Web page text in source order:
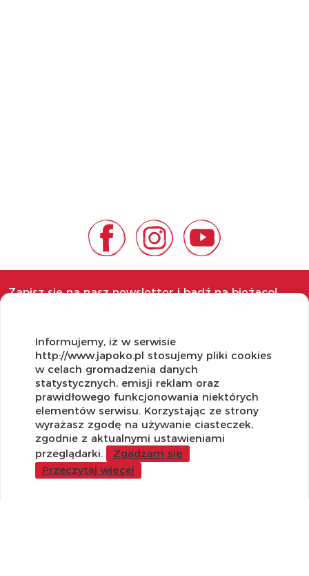
Zapisz się na nasz newsletter i bądź na bieżąco!
OBSŁUGA KLIENTA
Regulamin i Polityka Cookies
Dostawa, Reklamacje i Zwroty
Metody płatności
Standardy jakości i bezpieczeństwa
WARTO WIEDZIEĆ
Informujemy, iż w serwisie
http://www.japoko.pl stosujemy pliki cookies
w celach gromadzenia danych
statystycznych, emisji reklam oraz
prawidłowego funkcjonowania niektórych
elementów serwisu. Korzystając ze strony
wyrażasz zgodę na używanie ciasteczek,
zgodnie z aktualnymi ustawieniami
przeglądarki.
Zgadzam się
Przeczytaj więcej